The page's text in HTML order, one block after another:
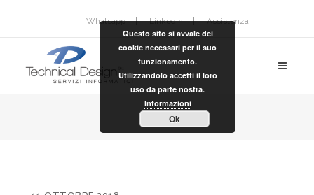
Whatsapp Linkedin Assistenza
Questo sito si avvale dei
cookie necessari per il suo
funzionamento.
Utilizzandolo accetti il loro
uso da parte nostra.
Informazioni
Ok